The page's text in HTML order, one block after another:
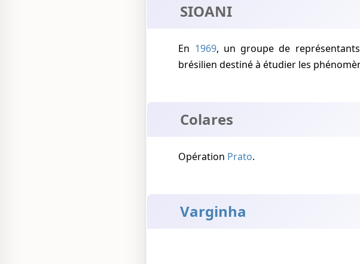
SIOANI
En 1969, un groupe de
brésilien destiné à étudier les
Colares
Opération Prato.
Varginha